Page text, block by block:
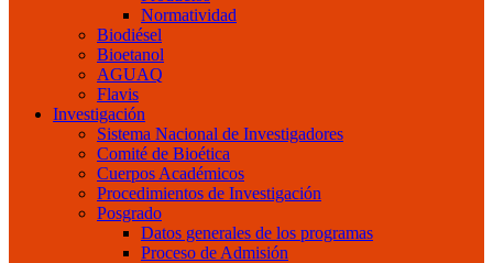
Normatividad
Biodiésel
Bioetanol
AGUAQ
Flavis
Investigación
Sistema Nacional de Investigadores
Comité de Bioética
Cuerpos Académicos
Procedimientos de Investigación
Posgrado
Datos generales de los programas
Proceso de Admisión